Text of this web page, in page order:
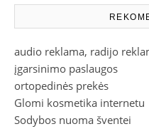
audio reklama, radijo
įgarsinimo paslaugos
ortopedinės prekės
Glomi kosmetika internetu
Sodybos nuoma šventei